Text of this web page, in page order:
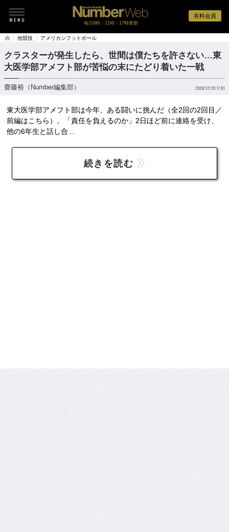
有料会員
毎日6時・11時・17時更新
他競技 アメリカンフットボール
クラスターが発生したら、世間は僕たちを許さない…東
大医学部アメフト部が苦悩の末にたどり着いた一戦
齋藤裕（Number編集部） 2020/12/20 17:01
東大医学部アメフト部は今年、ある闘いに挑んだ（全2回の2回目／
前編はこちら）。「責任を負えるのか」2日ほど前に連絡を受け、
他の6年生と話し合...
続きを読む